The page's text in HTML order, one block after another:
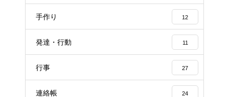
手作り 12
発達・行動 11
行事 27
連絡帳 24